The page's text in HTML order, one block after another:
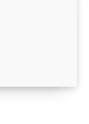
родов